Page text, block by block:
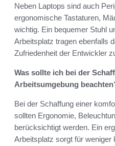
Neben Laptops sind auch
ergonomische Tastaturen,
wichtig. Ein bequemer Stuhl
Arbeitsplatz tragen ebenfalls
Zufriedenheit der Entwickler
Was sollte ich bei der
Arbeitsumgebung
Bei der Schaffung einer
sollten Ergonomie,
berücksichtigt werden. Ein
Arbeitsplatz sorgt für weniger